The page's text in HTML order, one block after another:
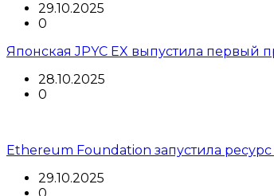
29.10.2025
0
Японская JPYC EX выпустила первый
28.10.2025
0
Ethereum Foundation запустила
29.10.2025